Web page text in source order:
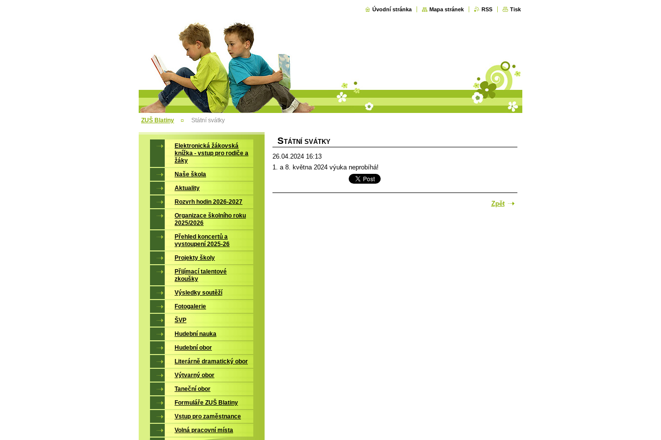
Úvodní stránka Mapa stránek RSS Tisk
ZUŠ Blatiny Státní svátky
STÁTNÍ SVÁTKY
26.04.2024 16:13
1. a 8. května 2024 výuka neprobíhá!
Zpět
Elektronická žákovská
knížka - vstup pro rodiče a
žáky
Naše škola
Aktuality
Rozvrh hodin 2026-2027
Organizace školního roku
2025/2026
Přehled koncertů a
vystoupení 2025-26
Projekty školy
Přijímací talentové
zkoušky
Výsledky soutěží
Fotogalerie
ŠVP
Hudební nauka
Hudební obor
Literárně dramatický obor
Výtvarný obor
Taneční obor
Formuláře ZUŠ Blatiny
Vstup pro zaměstnance
Volná pracovní místa